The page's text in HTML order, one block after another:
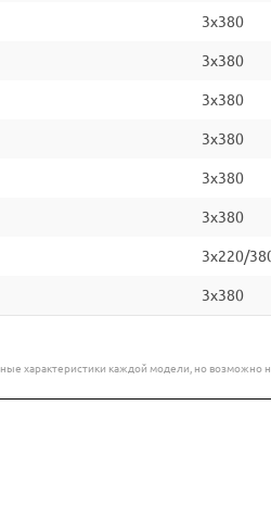
3x380
3x380
3x380
3x380
3x380
3x380
3x220/
3x380
характеристики каждой модели, но возможно